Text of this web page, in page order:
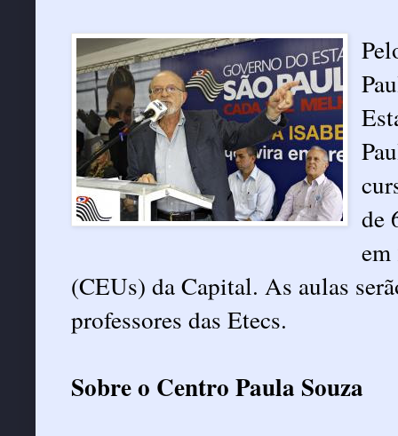
de
(CEUs) da Capital. As aulas
professores das Etecs.
Sobre o Centro Paula Souza